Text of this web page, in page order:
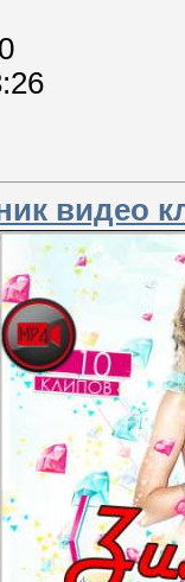
видео